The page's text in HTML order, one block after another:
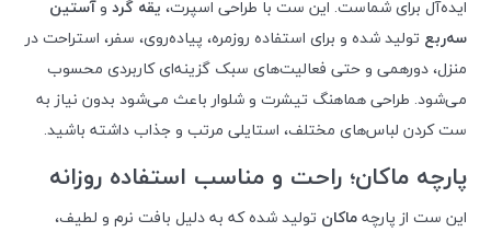
ایده‌آل برای شماست. این ست با طراحی اسپرت، یقه گرد وآستین
سه‌ربع تولید شده و برای استفاده روزمره، پیاده‌روی، سفر، استراحت در
منزل، دورهمی و حتی فعالیت‌های سبک گزینه‌ای کاربردی محسوب
می‌شود. طراحی هماهنگ تیشرت و شلوار باعث می‌شود بدون نیاز به
ست کردن لباس‌های مختلف، استایلی مرتب و جذاب داشته باشید.
پارچه ماکان؛ راحت و مناسب استفاده روزانه
این ست از پارچهماکان تولید شده که به دلیل بافت نرم و لطیف،